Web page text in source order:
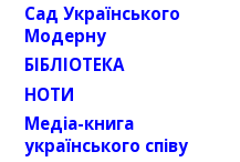
Сад Українського
Модерну
БІБЛІОТЕКА
НОТИ
Медіа-книга
українського співу